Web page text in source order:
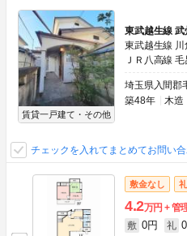
賃貸一戸建て・その他
東武越生線
東武越生線
ＪＲ八高線
埼玉県入間郡
築48年
木造
チェックを入れてまとめてお問い
敷金なし
4.2万円 管
敷 0円 礼